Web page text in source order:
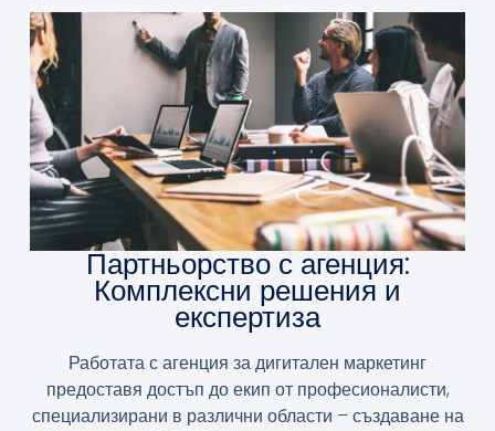
Партньорство с агенция:
Комплексни решения и
експертиза
Работата с агенция за дигитален маркетинг
предоставя достъп до екип от професионалисти,
специализирани в различни области – създаване на